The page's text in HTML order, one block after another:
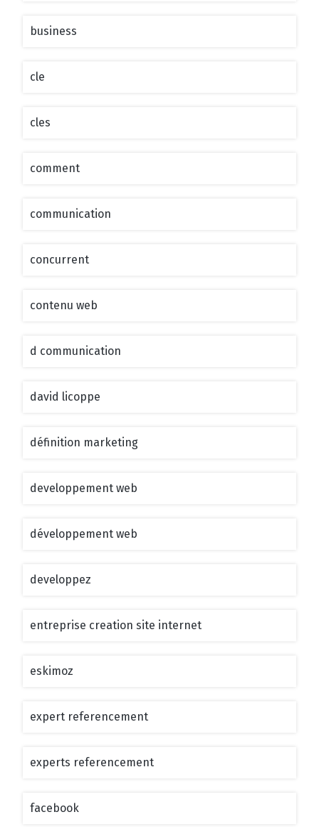
business
cle
cles
comment
communication
concurrent
contenu web
d communication
david licoppe
définition marketing
developpement web
développement web
developpez
entreprise creation site internet
eskimoz
expert referencement
experts referencement
facebook